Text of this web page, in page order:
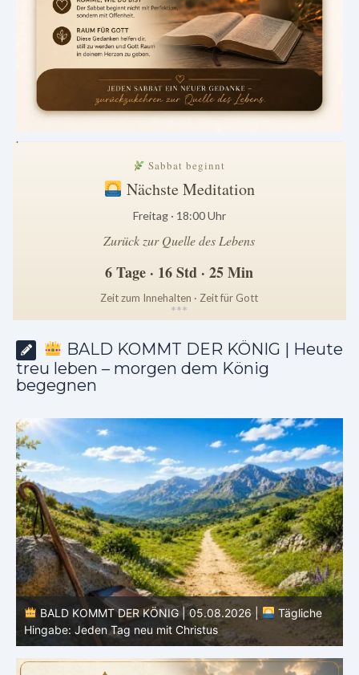
.
Sabbat beginnt
Nächste Meditation
Freitag · 18:00 Uhr
Zurück zur Quelle des Lebens
6 Tage · 16 Std · 25 Min
Zeit zum Innehalten · Zeit für Gott
***
BALD KOMMT DER KÖNIG | Heute
treu leben – morgen dem König
begegnen
BALD KOMMT DER KÖNIG | 05.08.2026 |
Tägliche
Hingabe: Jeden Tag neu mit Christus